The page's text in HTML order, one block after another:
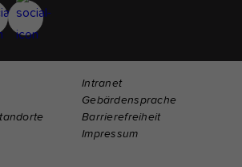
Intranet
Gebärdensprache
Barrierefreiheit
Impressum